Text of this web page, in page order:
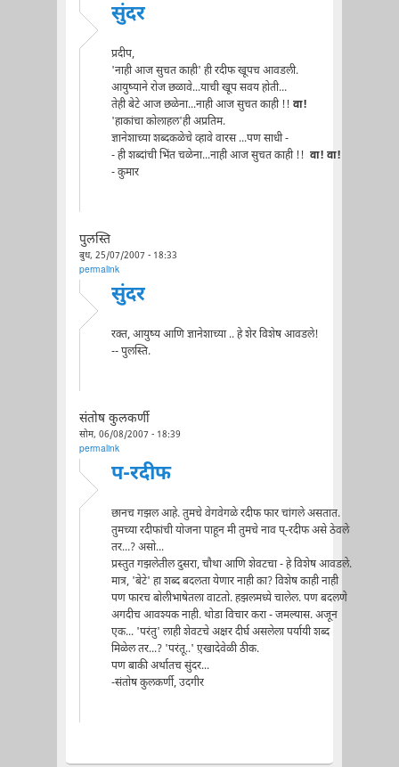
सुंदर
प्रदीप,
'नाही आज सुचत काही' ही रदीफ खूपच आवडली.
आयुष्याने रोज छळावे...याची खूप सवय होती...
तेही बेटे आज छळेना...नाही आज सुचत काही !! वा!
'हाकांचा कोलाहल'ही अप्रतिम.
ज्ञानेशाच्या शब्दकळेचे व्हावे वारस ...पण साधी -
- ही शब्दांची भिंत चळेना...नाही आज सुचत काही !! वा! वा!
- कुमार
पुलस्ति
बुध, 25/07/2007 - 18:33
permalink
सुंदर
रक्त, आयुष्य आणि ज्ञानेशाच्या .. हे शेर विशेष आवडले!
-- पुलस्ति.
संतोष कुलकर्णी
सोम, 06/08/2007 - 18:39
permalink
प-रदीफ
छानच गझल आहे. तुमचे वेगवेगळे रदीफ फार चांगले असतात.
तुमच्या रदीफांची योजना पाहून मी तुमचे नाव प्-रदीफ असे ठेवले
तर...? असो...
प्रस्तुत गझलेतील दुसरा, चौथा आणि शेवटचा - हे विशेष आवडले.
मात्र, 'बेटे' हा शब्द बदलता येणार नाही का? विशेष काही नाही
पण फारच बोलीभाषेतला वाटतो. हझलमध्ये चालेल. पण बदलणे
अगदीच आवश्यक नाही. थोडा विचार करा - जमल्यास. अजून
एक... 'परंतु' लाही शेवटचे अक्षर दीर्घ असलेला पर्यायी शब्द
मिळेल तर...? 'परंतू..' ए़खादेवेळी ठीक.
पण बाकी अर्थातच सुंदर...
-संतोष कुलकर्णी, उदगीर